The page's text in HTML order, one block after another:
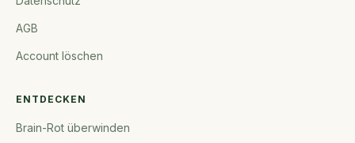
AGB
Account löschen
ENTDECKEN
Brain-Rot überwinden